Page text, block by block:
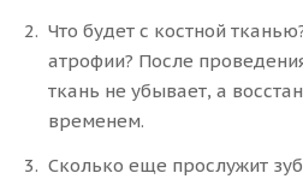
Что будет с костной
атрофии? После
ткань не убывает, а
временем.
Сколько еще прослужит